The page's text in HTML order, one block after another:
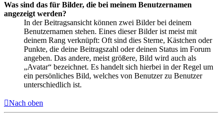
Was sind das für Bilder, die bei meinem Benutzernamen
angezeigt werden?
In der Beitragsansicht können zwei Bilder bei deinem
Benutzernamen stehen. Eines dieser Bilder ist meist mit
deinem Rang verknüpft: Oft sind dies Sterne, Kästchen oder
Punkte, die deine Beitragszahl oder deinen Status im Forum
angeben. Das andere, meist größere, Bild wird auch als
„Avatar“ bezeichnet. Es handelt sich hierbei in der Regel um
ein persönliches Bild, welches von Benutzer zu Benutzer
unterschiedlich ist.
Nach oben